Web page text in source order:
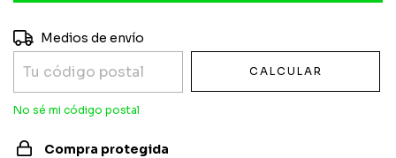
Entregas para el CP:
Medios de envío
CALCULAR
No sé mi código postal
Compra protegida